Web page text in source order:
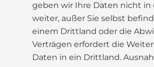
geben wir Ihre Daten nicht in
weiter, außer Sie selbst
einem Drittland oder die
Verträgen erfordert die
Daten in ein Drittland.